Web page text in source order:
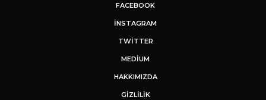
FACEBOOK
INSTAGRAM
TWITTER
MEDIUM
HAKKIMIZDA
GİZLİLİK